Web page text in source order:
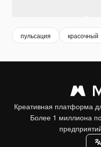
пульсация красочный
Креативная платформа
Более 1 миллиона